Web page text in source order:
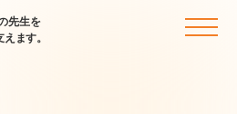
先生を
ます。